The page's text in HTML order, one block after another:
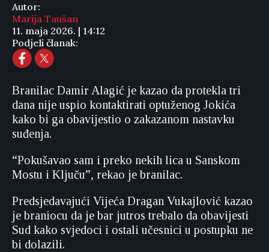
Autor:
Marija Taušan
11. maja 2026. | 14:12
Podjeli članak:
Branilac Damir Alagić je kazao da protekla tri
dana nije uspio kontaktirati optuženog Jokića
kako bi ga obavijestio o zakazanom nastavku
suđenja.
“Pokušavao sam i preko nekih lica u Sanskom
Mostu i Ključu”, rekao je branilac.
Predsjedavajući Vijeća Dragan Vukajlović kazao
je braniocu da je bar jutros trebalo da obavijesti
Sud kako svjedoci i ostali učesnici u postupku ne
bi dolazili.